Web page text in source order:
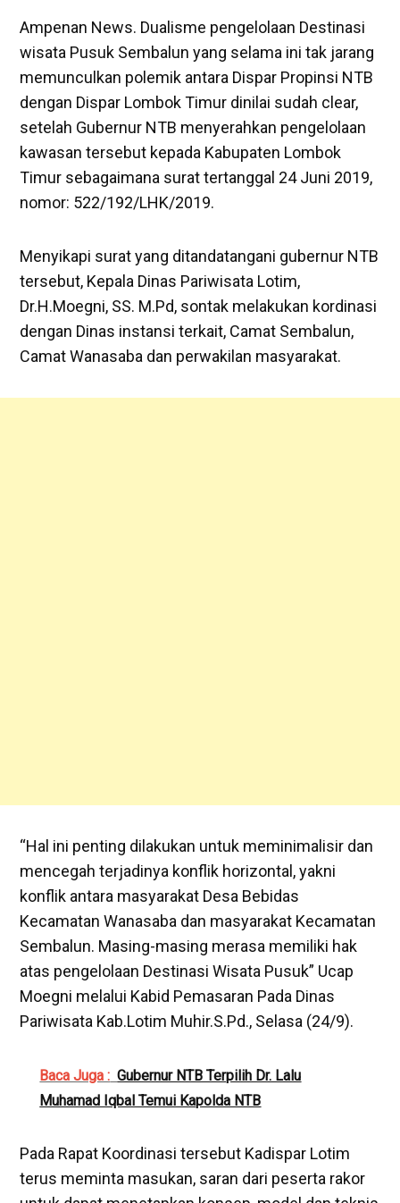
Ampenan News. Dualisme pengelolaan Destinasi
wisata Pusuk Sembalun yang selama ini tak jarang
memunculkan polemik antara Dispar Propinsi NTB
dengan Dispar Lombok Timur dinilai sudah clear,
setelah Gubernur NTB menyerahkan pengelolaan
kawasan tersebut kepada Kabupaten Lombok
Timur sebagaimana surat tertanggal 24 Juni 2019,
nomor: 522/192/LHK/2019.
Menyikapi surat yang ditandatangani gubernur NTB
tersebut, Kepala Dinas Pariwisata Lotim,
Dr.H.Moegni, SS. M.Pd, sontak melakukan kordinasi
dengan Dinas instansi terkait, Camat Sembalun,
Camat Wanasaba dan perwakilan masyarakat.
“Hal ini penting dilakukan untuk meminimalisir dan
mencegah terjadinya konflik horizontal, yakni
konflik antara masyarakat Desa Bebidas
Kecamatan Wanasaba dan masyarakat Kecamatan
Sembalun. Masing-masing merasa memiliki hak
atas pengelolaan Destinasi Wisata Pusuk” Ucap
Moegni melalui Kabid Pemasaran Pada Dinas
Pariwisata Kab.Lotim Muhir.S.Pd., Selasa (24/9).
Baca Juga : Gubernur NTB Terpilih Dr. Lalu
Muhamad Iqbal Temui Kapolda NTB
Pada Rapat Koordinasi tersebut Kadispar Lotim
terus meminta masukan, saran dari peserta rakor